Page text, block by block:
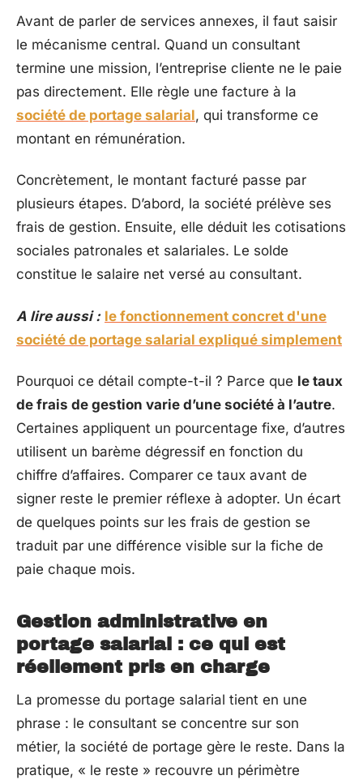
Avant de parler de services annexes, il faut saisir
le mécanisme central. Quand un consultant
termine une mission, l’entreprise cliente ne le paie
pas directement. Elle règle une facture à la
société de portage salarial, qui transforme ce
montant en rémunération.
Concrètement, le montant facturé passe par
plusieurs étapes. D’abord, la société prélève ses
frais de gestion. Ensuite, elle déduit les cotisations
sociales patronales et salariales. Le solde
constitue le salaire net versé au consultant.
A lire aussi : le fonctionnement concret d'une
société de portage salarial expliqué simplement
Pourquoi ce détail compte-t-il ? Parce que le taux
de frais de gestion varie d’une société à l’autre.
Certaines appliquent un pourcentage fixe, d’autres
utilisent un barème dégressif en fonction du
chiffre d’affaires. Comparer ce taux avant de
signer reste le premier réflexe à adopter. Un écart
de quelques points sur les frais de gestion se
traduit par une différence visible sur la fiche de
paie chaque mois.
Gestion administrative en
portage salarial : ce qui est
réellement pris en charge
La promesse du portage salarial tient en une
phrase : le consultant se concentre sur son
métier, la société de portage gère le reste. Dans la
pratique, « le reste » recouvre un périmètre